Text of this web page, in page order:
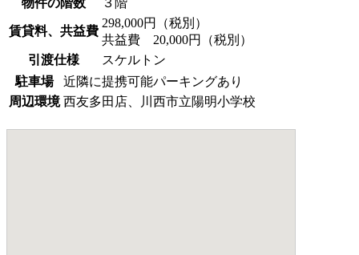
物件の階数 ３階
賃貸料、共益費
298,000円（税別）
共益費 20,000円（税別）
引渡仕様
スケルトン
駐車場
近隣に提携可能パーキングあり
周辺環境 西友多田店、川西市立陽明小学校